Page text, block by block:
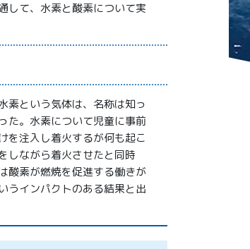
して、水素と酸素について実
素という気体は、名称は知っ
た。水素について児童に事前
を注入し着火するが何も起こ
しながら着火させたと同時
酸素が燃焼を促進する働きが
うインパクトのある結果と出